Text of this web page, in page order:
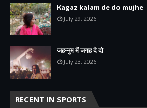
Kagaz kalam de do mujhe
July 29, 2026
जहन्नुम में जगह दे दो
July 23, 2026
RECENT IN SPORTS